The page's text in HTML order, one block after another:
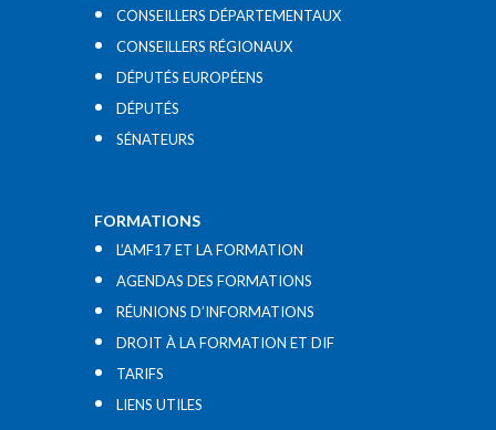
CONSEILLERS DÉPARTEMENTAUX
CONSEILLERS RÉGIONAUX
DÉPUTÉS EUROPÉENS
DÉPUTÉS
SÉNATEURS
FORMATIONS
L’AMF17 ET LA FORMATION
AGENDAS DES FORMATIONS
RÉUNIONS D’INFORMATIONS
DROIT À LA FORMATION ET DIF
TARIFS
LIENS UTILES​